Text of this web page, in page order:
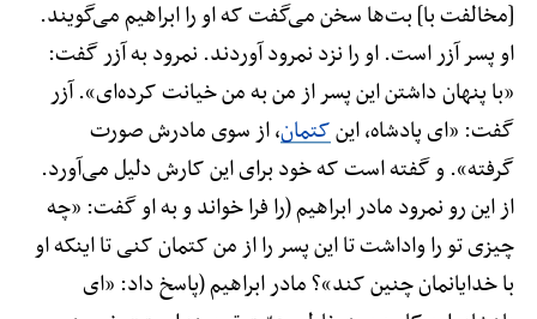
[مخالفت با] بت‌ها سخن می‌گفت که او را ابراهیم می‌گویند.
او پسر آزر است. او را نزد نمرود آوردند. نمرود به آزر گفت:
«با پنهان داشتن این پسر از من به من خیانت کرده‌ای». آزر
گفت: «ای پادشاه، اینکتمان، از سوی مادرش صورت
گرفته». و گفته است که خود برای این کارش دلیل می‌آورد.
از این رو نمرود مادر ابراهیم (را فرا خواند و به او گفت: «چه
چیزی تو را واداشت تا این پسر را از من کتمان کنی تا اینکه او
با خدایانمان چنین کند»؟ مادر ابراهیم (پاسخ داد: «ای